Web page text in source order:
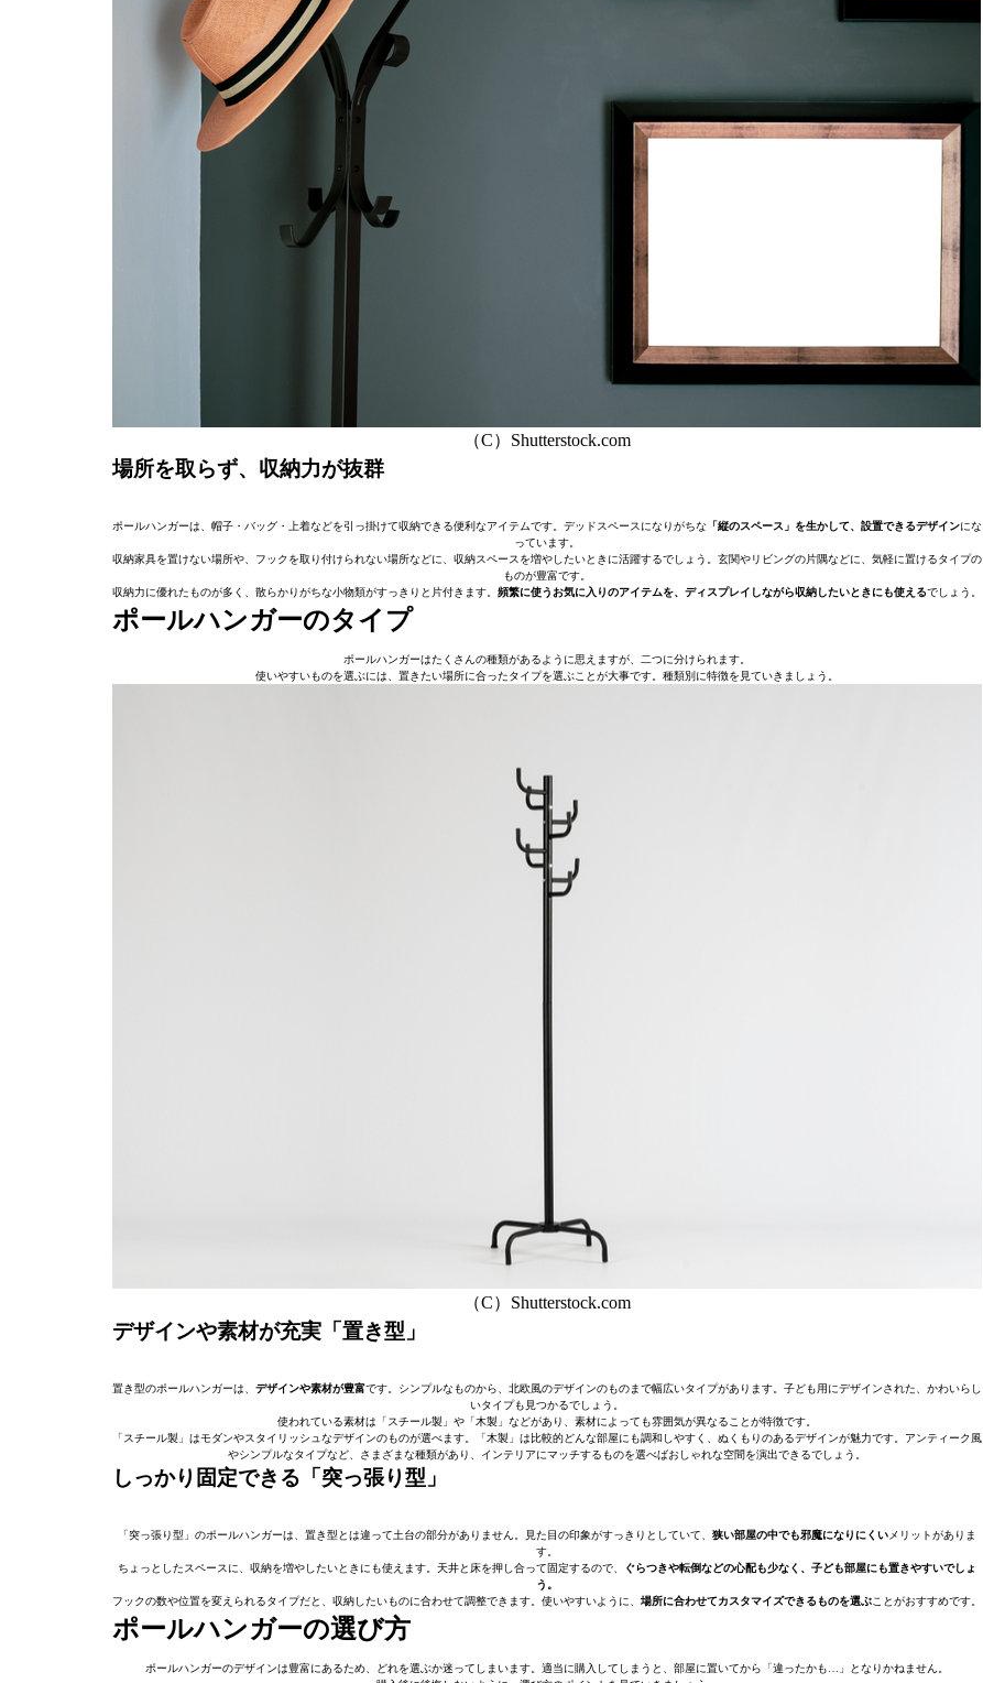
（C）Shutterstock.com
場所を取らず、収納力が抜群
ポールハンガーは、帽子・バッグ・上着などを引っ掛けて収納できる便利なアイテムです。デッドスペースになりがちな 「縦のスペース」を生かして、設置できるデザインにな
っています。
収納家具を置けない場所や、フックを取り付けられない場所などに、収納スペースを増やしたいときに活躍するでしょう。玄関やリビングの片隅などに、気軽に置けるタイプの
ものが豊富です。
収納力に優れたものが多く、散らかりがちな小物類がすっきりと片付きます。 頻繁に使うお気に入りのアイテムを、ディスプレイしながら収納したいときにも使えるでしょう。
ポールハンガーのタイプ
ポールハンガーはたくさんの種類があるように思えますが、二つに分けられます。
使いやすいものを選ぶには、置きたい場所に合ったタイプを選ぶことが大事です。種類別に特徴を見ていきましょう。
（C）Shutterstock.com
デザインや素材が充実「置き型」
置き型のポールハンガーは、 デザインや素材が豊富です。シンプルなものから、北欧風のデザインのものまで幅広いタイプがあります。子ども用にデザインされた、かわいらし
いタイプも見つかるでしょう。
使われている素材は「スチール製」や「木製」などがあり、素材によっても雰囲気が異なることが特徴です。
「スチール製」はモダンやスタイリッシュなデザインのものが選べます。「木製」は比較的どんな部屋にも調和しやすく、ぬくもりのあるデザインが魅力です。アンティーク風
やシンプルなタイプなど、さまざまな種類があり、インテリアにマッチするものを選べばおしゃれな空間を演出できるでしょう。
しっかり固定できる「突っ張り型」
「突っ張り型」のポールハンガーは、置き型とは違って土台の部分がありません。見た目の印象がすっきりとしていて、 狭い部屋の中でも邪魔になりにくい メリットがありま
す。
ちょっとしたスペースに、収納を増やしたいときにも使えます。天井と床を押し合って固定するので、
ぐらつきや転倒などの心配も少なく、子ども部屋にも置きやすいでしょ
う。
フックの数や位置を変えられるタイプだと、収納したいものに合わせて調整できます。使いやすいように、 場所に合わせてカスタマイズできるものを選ぶことがおすすめです。
ポールハンガーの選び方
ポールハンガーのデザインは豊富にあるため、どれを選ぶか迷ってしまいます。適当に購入してしまうと、部屋に置いてから「違ったかも…」となりかねません。